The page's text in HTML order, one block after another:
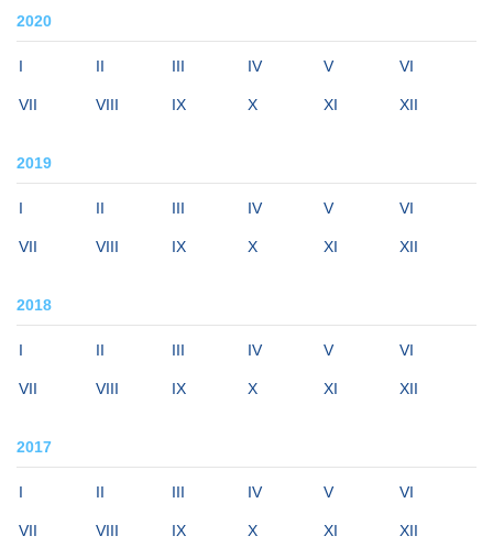
2020
I II III IV V VI
VII VIII IX X XI XII
2019
I II III IV V VI
VII VIII IX X XI XII
2018
I II III IV V VI
VII VIII IX X XI XII
2017
I II III IV V VI
VII VIII IX X XI XII